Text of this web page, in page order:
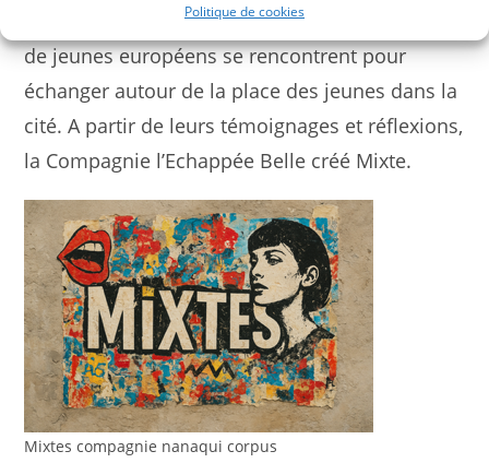
Politique de cookies
l’association JOIEà Ballan-Miré. 5 délégations
de jeunes européens se rencontrent pour
échanger autour de la place des jeunes dans la
cité. A partir de leurs témoignages et réflexions,
la Compagnie l’Echappée Belle créé Mixte.
Mixtes compagnie nanaqui corpus